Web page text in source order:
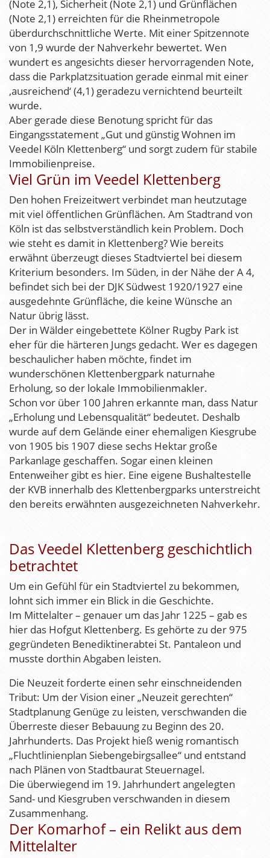
(Note 2,1), Sicherheit (Note 2,1) und Grünflächen
(Note 2,1) erreichten für die Rheinmetropole
überdurchschnittliche Werte. Mit einer Spitzennote
von 1,9 wurde der Nahverkehr bewertet. Wen
wundert es angesichts dieser hervorragenden Note,
dass die Parkplatzsituation gerade einmal mit einer
‚ausreichend‘ (4,1) geradezu vernichtend beurteilt
wurde.
Aber gerade diese Benotung spricht für das
Eingangsstatement „Gut und günstig Wohnen im
Veedel Köln Klettenberg“ und sorgt zudem für stabile
Immobilienpreise.
Viel Grün im Veedel Klettenberg
Den hohen Freizeitwert verbindet man heutzutage
mit viel öffentlichen Grünflächen. Am Stadtrand von
Köln ist das selbstverständlich kein Problem. Doch
wie steht es damit in Klettenberg? Wie bereits
erwähnt überzeugt dieses Stadtviertel bei diesem
Kriterium besonders. Im Süden, in der Nähe der A 4,
befindet sich bei der DJK Südwest 1920/1927 eine
ausgedehnte Grünfläche, die keine Wünsche an
Natur übrig lässt.
Der in Wälder eingebettete Kölner Rugby Park ist
eher für die härteren Jungs gedacht. Wer es dagegen
beschaulicher haben möchte, findet im
wunderschönen Klettenbergpark naturnahe
Erholung, so der lokale Immobilienmakler.
Schon vor über 100 Jahren erkannte man, dass Natur
„Erholung und Lebensqualität“ bedeutet. Deshalb
wurde auf dem Gelände einer ehemaligen Kiesgrube
von 1905 bis 1907 diese sechs Hektar große
Parkanlage geschaffen. Sogar einen kleinen
Entenweiher gibt es hier. Eine eigene Bushaltestelle
der KVB innerhalb des Klettenbergparks unterstreicht
den bereits erwähnten ausgezeichneten Nahverkehr.
Das Veedel Klettenberg geschichtlich
betrachtet
Um ein Gefühl für ein Stadtviertel zu bekommen,
lohnt sich immer ein Blick in die Geschichte.
Im Mittelalter – genauer um das Jahr 1225 – gab es
hier das Hofgut Klettenberg. Es gehörte zu der 975
gegründeten Benediktinerabtei St. Pantaleon und
musste dorthin Abgaben leisten.
Die Neuzeit forderte einen sehr einschneidenden
Tribut: Um der Vision einer „Neuzeit gerechten“
Stadtplanung Genüge zu leisten, verschwanden die
Überreste dieser Bebauung zu Beginn des 20.
Jahrhunderts. Das Projekt hieß wenig romantisch
„Fluchtlinienplan Siebengebirgsallee“ und entstand
nach Plänen von Stadtbaurat Steuernagel.
Die überwiegend im 19. Jahrhundert angelegten
Sand- und Kiesgruben verschwanden in diesem
Zusammenhang.
Der Komarhof – ein Relikt aus dem
Mittelalter